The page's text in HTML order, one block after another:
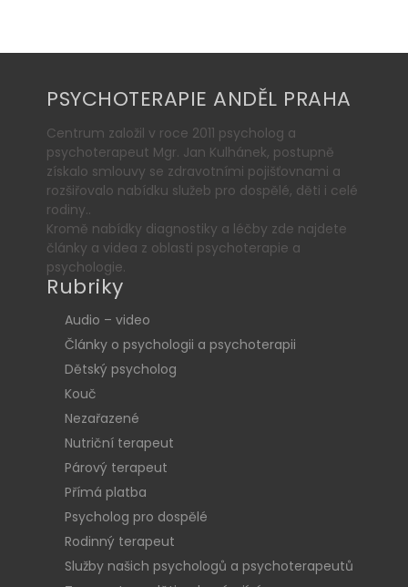
PSYCHOTERAPIE ANDĚL PRAHA
Centrum založil v roce 2011 psycholog a
psychoterapeut Mgr. Jan Kulhánek, postupně
získalo smlouvy se zdravotními pojišťovnami a
rozšiřovalo nabídku služeb pro dospělé, děti i celé
rodiny..
Kromě nabídky diagnostiky a léčby zde najdete
články a videa z oblasti psychoterapie a
psychologie.
Rubriky
Audio – video
Články o psychologii a psychoterapii
Dětský psycholog
Kouč
Nezařazené
Nutriční terapeut
Párový terapeut
Přímá platba
Psycholog pro dospělé
Rodinný terapeut
Služby našich psychologů a psychoterapeutů